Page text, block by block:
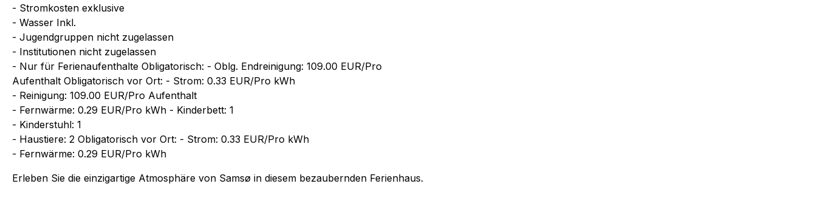
- Stromkosten exklusive
- Wasser Inkl.
- Jugendgruppen nicht zugelassen
- Institutionen nicht zugelassen
- Nur für Ferienaufenthalte Obligatorisch: - Oblg. Endreinigung: 109.00 EUR/Pro
Aufenthalt Obligatorisch vor Ort: - Strom: 0.33 EUR/Pro kWh
- Reinigung: 109.00 EUR/Pro Aufenthalt
- Fernwärme: 0.29 EUR/Pro kWh - Kinderbett: 1
- Kinderstuhl: 1
- Haustiere: 2 Obligatorisch vor Ort: - Strom: 0.33 EUR/Pro kWh
- Fernwärme: 0.29 EUR/Pro kWh
Erleben Sie die einzigartige Atmosphäre von Samsø in diesem bezaubernden Ferienhaus.